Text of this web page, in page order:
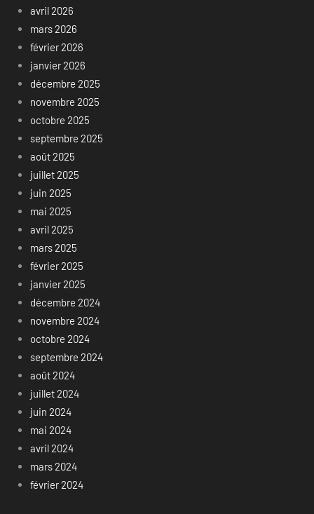
avril 2026
mars 2026
février 2026
janvier 2026
décembre 2025
novembre 2025
octobre 2025
septembre 2025
août 2025
juillet 2025
juin 2025
mai 2025
avril 2025
mars 2025
février 2025
janvier 2025
décembre 2024
novembre 2024
octobre 2024
septembre 2024
août 2024
juillet 2024
juin 2024
mai 2024
avril 2024
mars 2024
février 2024